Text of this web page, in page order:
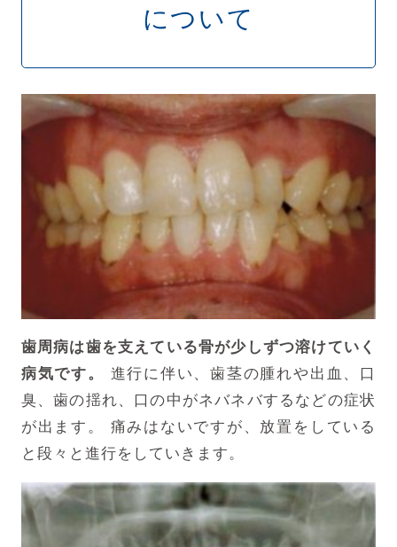
について
歯周病は歯を支えている骨が少しずつ溶けていく
病気です。
進行に伴い、歯茎の腫れや出血、口
臭、歯の揺れ、 口の中がネバネバするなどの症状
が出ます。
痛みはないですが、放置をしている
と段々と進行をしていきます。